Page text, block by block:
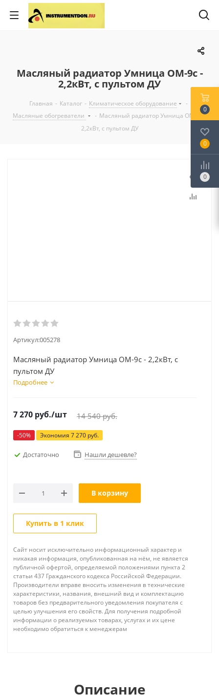
Масляный радиатор Умница ОМ-9с -
2,2кВт, с пультом ДУ
Главная - Каталог - Климатическое оборудование
-
Масляные обогреватели
- Масляный радиатор Умница ОМ-9с -
2,2кВт, с пультом ДУ
Артикул:005278
Масляный радиатор Умница ОМ-9с - 2,2кВт, с
пультом ДУ
Подробнее
7 270 руб./шт 14 540руб.
-50% Экономия 7 270 руб.
Достаточно Нашли дешевле?
В корзину
Купить в 1 клик
Сайт носит исключительно информационный характер и
никакая информация, опубликованная на нём, не является
публичной офертой, определяемой положениями пункта 2
статьи 437 Гражданского кодекса Российской Федерации.
Производители вправе вносить изменения в технические
характеристики, названия, внешний вид и комплектацию
товаров без предварительного уведомления покупателя с
целью улучшения его свойств. Для получения подробной
информации о реализуемых товарах, услугах и их цене
необходимо обратиться к менеджерам
Описание
0
0
0